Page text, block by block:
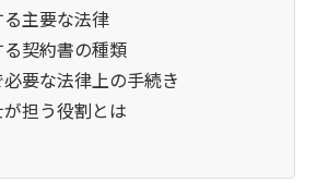
主要な法律
契約書の種類
要な法律上の手続き
担う役割とは